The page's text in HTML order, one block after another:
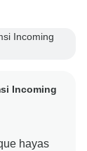
Incoming
Incoming
hayas